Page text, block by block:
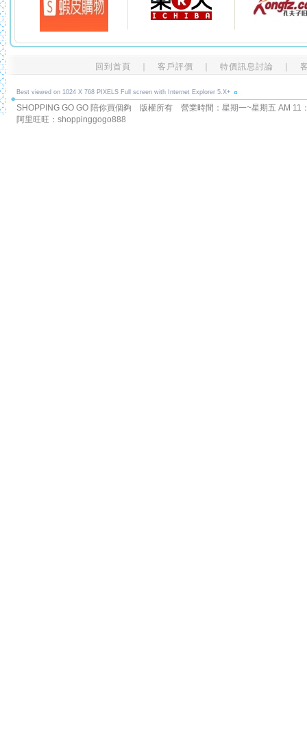
回到首頁 客戶評價 特價訊息討論
Best viewed on 1024 X 768 PIXELS Full screen with Internet Explorer 5.X+
SHOPPING GO GO 陪你買個夠 版權所有 營業時間：星期一~星期五 AM
阿里旺旺：shoppinggogo888